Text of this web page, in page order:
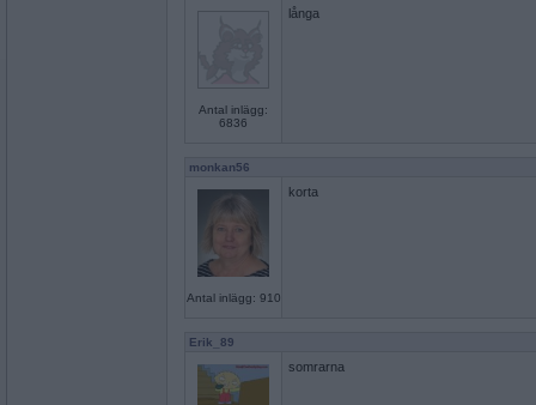
Antal inlägg:
6836
långa
monkan56
Antal inlägg: 910
korta
Erik_89
somrarna